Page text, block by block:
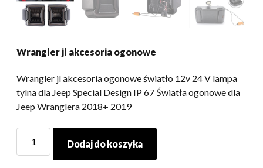
Wrangler jl akcesoria ogonowe
Wrangler jl akcesoria ogonowe światło 12v 24 V lampa
tylna dla Jeep Special Design IP 67 Światła ogonowe dla
Jeep Wranglera 2018+ 2019
akcesoria
Dodaj do koszyka